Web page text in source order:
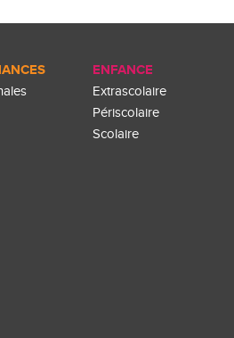
ENFANCE
Extrascolaire
Périscolaire
Scolaire